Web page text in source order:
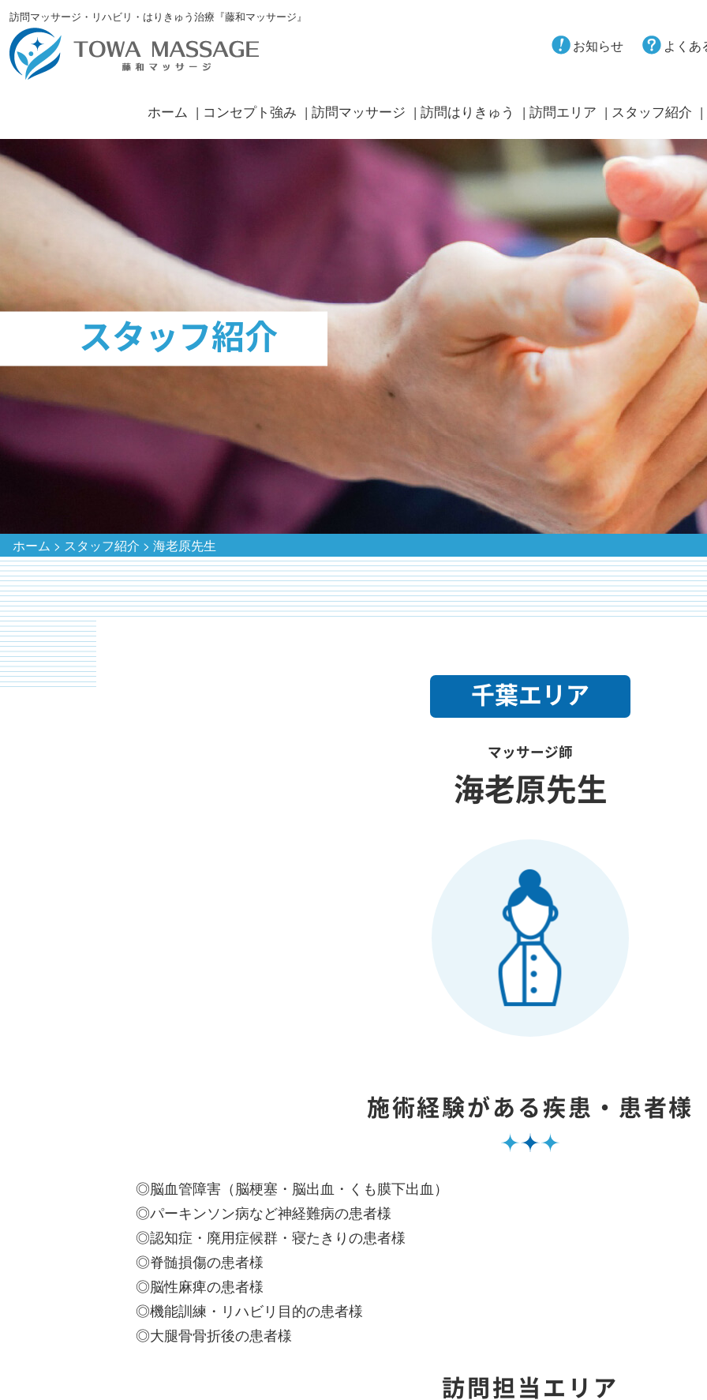
訪問マッサージ・リハビリ・はりきゅう治療『藤和マッサージ』
お知らせ よくあ
ホーム コンセプト強み 訪問マッサージ 訪問はりきゅう 訪問エリア スタッフ紹介
スタッフ紹介
ホーム > スタッフ紹介 > 海老原先生
千葉エリア
マッサージ師
海老原先生
施術経験がある疾患・患者様
◎脳血管障害（脳梗塞・脳出血・くも膜下出血）
◎パーキンソン病など神経難病の患者様
◎認知症・廃用症候群・寝たきりの患者様
◎脊髄損傷の患者様
◎脳性麻痺の患者様
◎機能訓練・リハビリ目的の患者様
◎大腿骨骨折後の患者様
訪問担当エリア